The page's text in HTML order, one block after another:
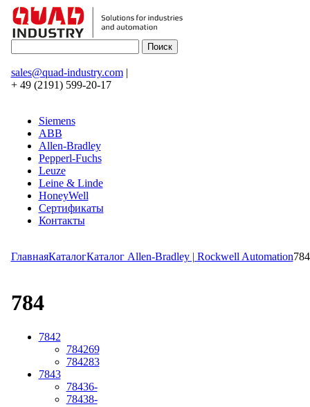
sales@quad-industry.com|
+ 49 (2191) 599-20-17
Siemens
ABB
Allen-Bradley
Pepperl-Fuchs
Leuze
Leine & Linde
HoneyWell
Сертификаты
Контакты
ГлавнаяКаталогКаталог Allen-Bradley | Rockwell Automation784
784
7842
784269
784283
7843
78436-
78438-